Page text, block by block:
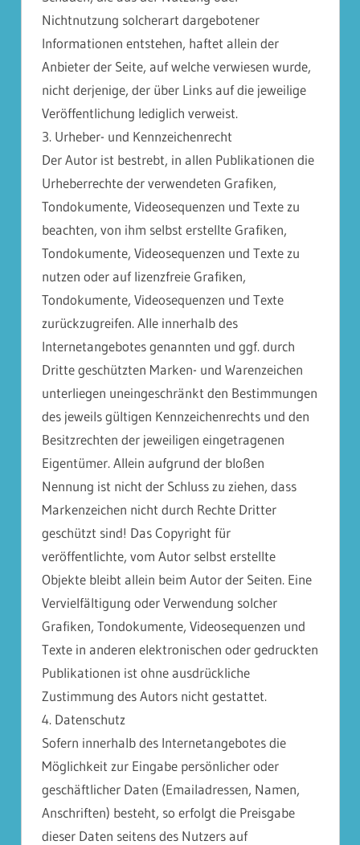
Nichtnutzung solcherart dargebotener
Informationen entstehen, haftet allein der
Anbieter der Seite, auf welche verwiesen wurde,
nicht derjenige, der über Links auf die jeweilige
Veröffentlichung lediglich verweist.
3. Urheber- und Kennzeichenrecht
Der Autor ist bestrebt, in allen Publikationen die
Urheberrechte der verwendeten Grafiken,
Tondokumente, Videosequenzen und Texte zu
beachten, von ihm selbst erstellte Grafiken,
Tondokumente, Videosequenzen und Texte zu
nutzen oder auf lizenzfreie Grafiken,
Tondokumente, Videosequenzen und Texte
zurückzugreifen. Alle innerhalb des
Internetangebotes genannten und ggf. durch
Dritte geschützten Marken- und Warenzeichen
unterliegen uneingeschränkt den Bestimmungen
des jeweils gültigen Kennzeichenrechts und den
Besitzrechten der jeweiligen eingetragenen
Eigentümer. Allein aufgrund der bloßen
Nennung ist nicht der Schluss zu ziehen, dass
Markenzeichen nicht durch Rechte Dritter
geschützt sind! Das Copyright für
veröffentlichte, vom Autor selbst erstellte
Objekte bleibt allein beim Autor der Seiten. Eine
Vervielfältigung oder Verwendung solcher
Grafiken, Tondokumente, Videosequenzen und
Texte in anderen elektronischen oder gedruckten
Publikationen ist ohne ausdrückliche
Zustimmung des Autors nicht gestattet.
4. Datenschutz
Sofern innerhalb des Internetangebotes die
Möglichkeit zur Eingabe persönlicher oder
geschäftlicher Daten (Emailadressen, Namen,
Anschriften) besteht, so erfolgt die Preisgabe
dieser Daten seitens des Nutzers auf